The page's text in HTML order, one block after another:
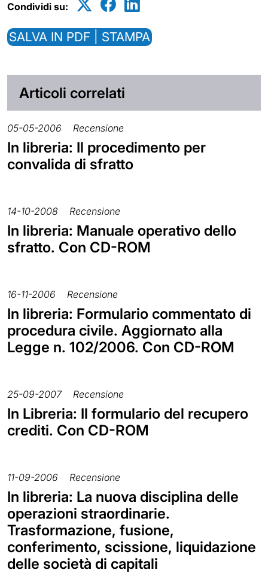
Condividi su:
SALVA IN PDF | STAMPA
Articoli correlati
05-05-2006 Recensione
In libreria: Il procedimento per
convalida di sfratto
14-10-2008 Recensione
In libreria: Manuale operativo dello
sfratto. Con CD-ROM
16-11-2006 Recensione
In libreria: Formulario commentato di
procedura civile. Aggiornato alla
Legge n. 102/2006. Con CD-ROM
25-09-2007 Recensione
In Libreria: Il formulario del recupero
crediti. Con CD-ROM
11-09-2006 Recensione
In libreria: La nuova disciplina delle
operazioni straordinarie.
Trasformazione, fusione,
conferimento, scissione, liquidazione
delle società di capitali